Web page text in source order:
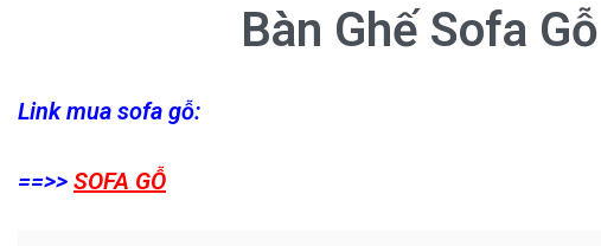
Bàn Ghế Sofa
Link mua sofa gỗ:
==>> SOFA GỖ